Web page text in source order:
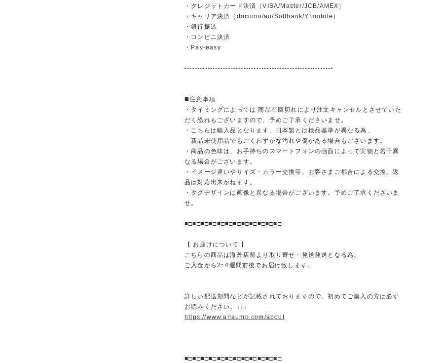
・クレジットカード決済（VISA/Master/JCB/AMEX）
・キャリア決済（docomo/au/Softbank/Y!mobile）
・銀行振込
・コンビニ決済
・Pay-easy
----------------------------------------------------------
◼️注意事項
・タイミングによっては 商品在庫切れにより注文キャンセルとさせていた
だく恐れもございますので、予めご了承くださいませ。
・こちらは輸入品となります。日本製とは検品基準が異なる為、
新品未使用品でもごくわずかな汚れや傷がある場合もございます。
・商品の色味は、お手持ちのスマートフォンの画面によって実物と若干異
なる場合がございます。
・イメージ違いやサイズ・カラー交換等、お客さまご都合による交換、返
品は対応出来かねます。
・タグデザインは画像と異なる場合がございます。予めご了承くださいま
せ。
■□■□■□■□■□■□■□■□■□■□■□■□
【 お届けについて 】
こちらの商品は海外店舗より取り寄せ・発送発送となる為、
ご入金から2~4週間前後でお届け致します。
詳しい配送期間などが記載されておりますので、初めてご購入の方は必ず
お読みください。↓↓↓
https://www.allaumo.com/about
■□■□■□■□■□■□■□■□■□■□■□■□